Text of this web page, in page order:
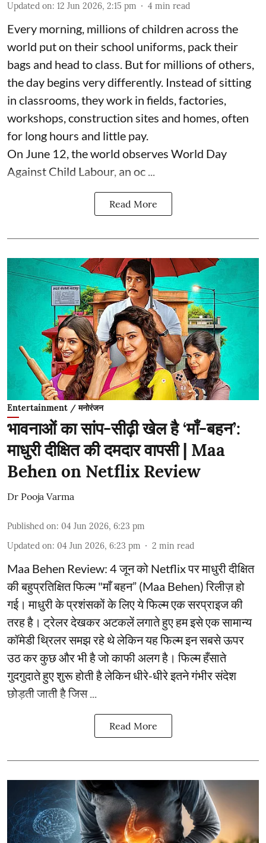
Updated on: 12 Jun 2026, 2:15 pm 4 min read
Every morning, millions of children across the
world put on their school uniforms, pack their
bags and head to class. But for millions of others,
the day begins very differently. Instead of sitting
in classrooms, they work in fields, factories,
workshops, construction sites and homes, often
for long hours and little pay.
On June 12, the world observes World Day
Against Child Labour, an oc ...
Read More
Entertainment / मनोरंजन
भावनाओं का सांप-सीढ़ी खेल है ‘माँ-बहन’:
माधुरी दीक्षित की दमदार वापसी | Maa
Behen on Netflix Review
Dr Pooja Varma
Published on: 04 Jun 2026, 6:23 pm
Updated on: 04 Jun 2026, 6:23 pm 2 min read
Maa Behen Review: 4 जून को Netflix पर माधुरी दीक्षित
की बहुप्रतिक्षित फिल्म "माँ बहन” (Maa Behen) रिलीज़ हो
गई। माधुरी के प्रशंसकों के लिए ये फिल्म एक सरप्राइज की
तरह है। ट्रेलर देखकर अटकलें लगाते हुए हम इसे एक सामान्य
कॉमेडी थ्रिलर समझ रहे थे लेकिन यह फिल्म इन सबसे ऊपर
उठ कर कुछ और भी है जो काफी अलग है। फिल्म हँसाते
गुदगुदाते हुए शुरू होती है लेकिन धीरे-धीरे इतने गंभीर संदेश
छोड़ती जाती है जिस ...
Read More